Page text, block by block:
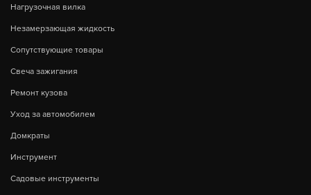
Нагрузочная вилка
Незамерзающая жидкость
Сопутствующие товары
Свеча зажигания
Ремонт кузова
Уход за автомобилем
Домкраты
Инструмент
Садовые инструменты